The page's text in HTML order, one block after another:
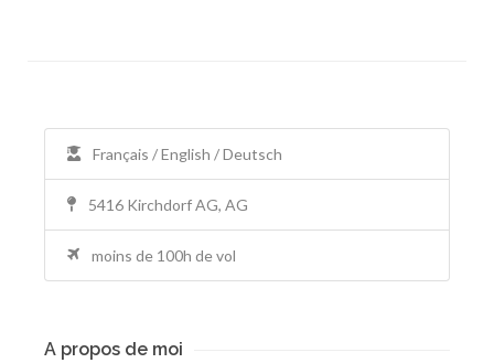
Français / English / Deutsch
5416 Kirchdorf AG, AG
moins de 100h de vol
A propos de moi